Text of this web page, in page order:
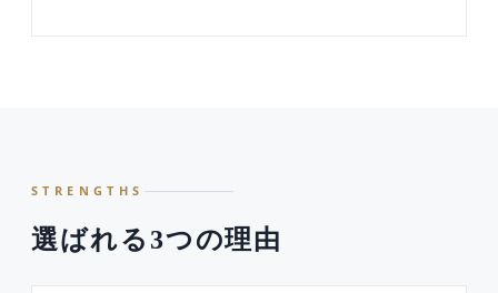
STRENGTHS
選ばれる3つの理由